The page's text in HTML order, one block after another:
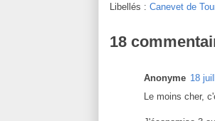
Libellés : Canevet de
18
Anonyme 18
Le moins cher,